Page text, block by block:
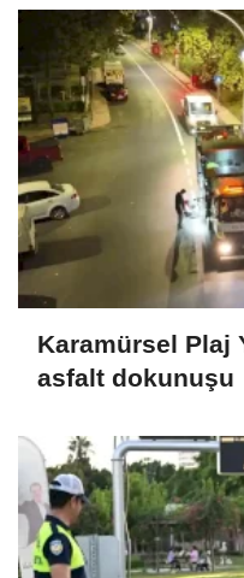
Karamürsel Plaj
asfalt dokunuşu